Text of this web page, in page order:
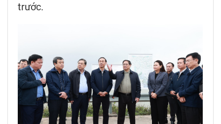
trước.